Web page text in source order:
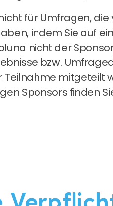
für Umfragen,
indem Sie auf
nicht der
bzw.
Teilnahme mitgeteilt
Sponsors finden